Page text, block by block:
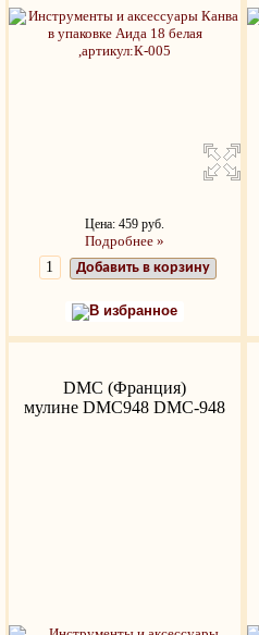
Цена: 459 руб.
Подробнее »
Добавить в корзину
В избранное
DMC (Франция)
мулине DMC948 DMC-948